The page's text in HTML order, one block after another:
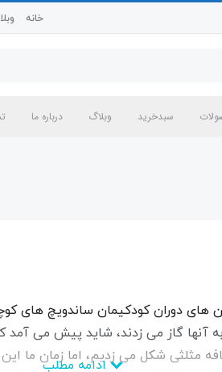
خانه
سبدخرید وبلاگ درباره ما
های دوران کودکیمان ساندویچ
آنها گاز می زدند، شاید پیش می
مثلثی شکل می زدیم، اما زمان ما